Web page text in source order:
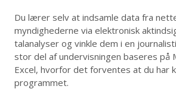
Du lærer selv at indsamle data fra
myndighederne via elektronisk
talanalyser og vinkle dem i en
stor del af undervisningen baseres på
Excel, hvorfor det forventes at du har
programmet.